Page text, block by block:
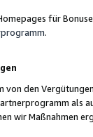
für
.
den
als
wir Maßnahmen